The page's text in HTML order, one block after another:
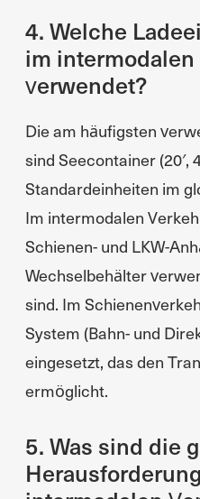
4. Welche
im intermodalen
verwendet?
Die am häufigsten
sind Seecontainer (20′,
Standardeinheiten im
Im intermodalen
Schienen- und LKW-
Wechselbehälter
sind. Im
System (Bahn- und
eingesetzt, das den
ermöglicht.
5. Was sind die